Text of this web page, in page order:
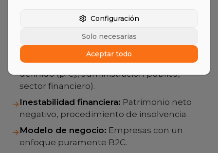
Tamaño de la empresa:Menos de 50
empleados o más de 5.000.
Sector:Empresas fuera del sector principal
definido (p. ej., administración pública,
sector financiero).
→Inestabilidad financiera: Patrimonio neto
negativo, procedimiento de insolvencia.
→Modelo de negocio: Empresas con un
enfoque puramente B2C.
Configuración
Solo necesarias
Aceptar todo